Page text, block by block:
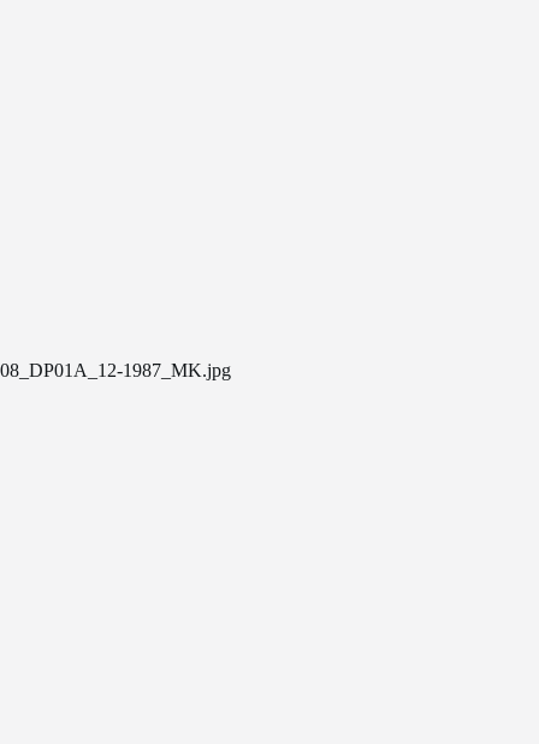
08_DP01A_12-1987_MK.jpg